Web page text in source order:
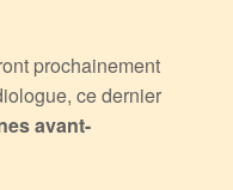
prochainement
ce dernier
avant-